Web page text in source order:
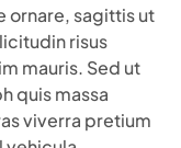
ornare, sagittis ut
risus
mauris. Sed ut
quis massa
viverra pretium